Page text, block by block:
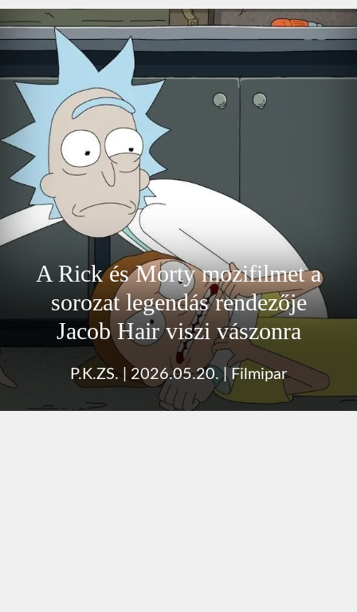
A Rick és Morty mozifilmet a
sorozat legendás rendezője
Jacob Hair viszi vászonra
P.K.ZS. 2026.05.20.| Filmipar